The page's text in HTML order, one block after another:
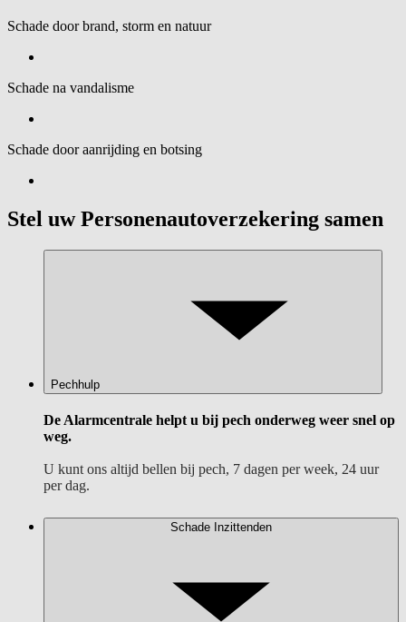
Schade door brand, storm en natuur
Schade na vandalisme
Schade door aanrijding en botsing
Stel uw Personenautoverzekering samen
Pechhulp
De Alarmcentrale helpt u bij pech onderweg weer snel op
weg.
U kunt ons altijd bellen bij pech, 7 dagen per week, 24 uur
per dag.
Schade Inzittenden